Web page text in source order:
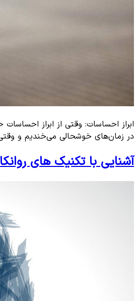
ابراز احساسات: وقتی از ابراز
در زمان‌های خوشحالی می‌خندیم و
آشنایی با تکنیک‌ های